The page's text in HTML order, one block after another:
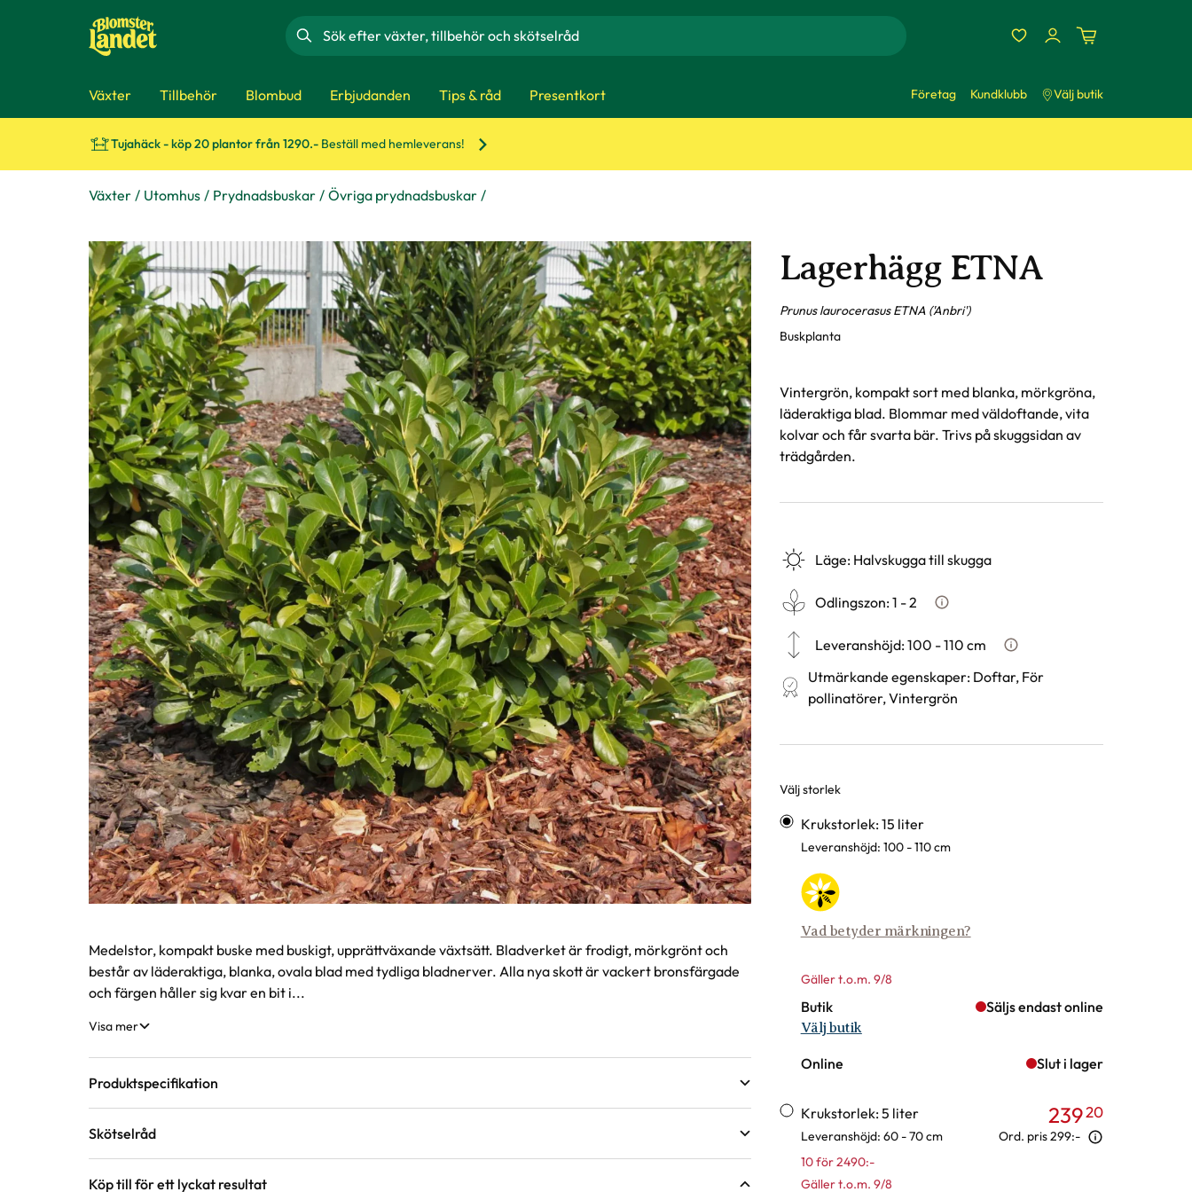
Sök
Växter Tillbehör Blombud Erbjudanden Tips & råd Presentkort Företag Kundklubb Välj butik
Tujahäck - köp 20 plantor från 1290.- Beställ med hemleverans!
Växter Utomhus Prydnadsbuskar Övriga prydnadsbuskar
Lagerhägg ETNA
Prunus laurocerasus ETNA ('Anbri')
Buskplanta
Vintergrön, kompakt sort med blanka, mörkgröna,
läderaktiga blad. Blommar med väldoftande, vita
kolvar och får svarta bär. Trivs på skuggsidan av
trädgården.
Läge: Halvskugga till skugga
Odlingszon:1 - 2
Vad är odlingszon?
Leveranshöjd:100 - 110 cm
Hur vi mäter leveranshöjd
Utmärkande egenskaper: Doftar, För
pollinatörer, Vintergrön
Välj storlek
Varianter
Krukstorlek: 15 liter
Leveranshöjd: 100 - 110 cm
Vad betyder märkningen?
Gäller t.o.m. 9/8
Butik Säljs endast online
Välj butik
Online Slut i lager
Krukstorlek: 5 liter
Leveranshöjd: 60 - 70 cm
10 för 2490:-
Gäller t.o.m. 9/8
23920
Ord. pris299:-
Produktinformation
Medelstor, kompakt buske med buskigt, upprättväxande växtsätt. Bladverket är frodigt, mörkgrönt och
består av läderaktiga, blanka, ovala blad med tydliga bladnerver. Alla nya skott är vackert bronsfärgade
och färgen håller sig kvar en bit i...
Visa mer
Produktspecifikation
Krukstorlek
Skötselråd
Köp till för ett lyckat resultat